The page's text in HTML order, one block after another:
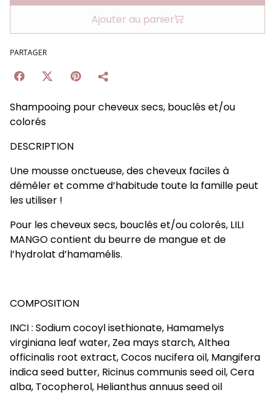
Ajouter au panier
PARTAGER
Shampooing pour cheveux secs, bouclés et/ou
colorés
DESCRIPTION
Une mousse onctueuse, des cheveux faciles à
démêler et comme d’habitude toute la famille peut
les utiliser !
Pour les cheveux secs, bouclés et/ou colorés, LILI
MANGO contient du beurre de mangue et de
l’hydrolat d’hamamélis.
COMPOSITION
INCI : Sodium cocoyl isethionate, Hamamelys
virginiana leaf water, Zea mays starch, Althea
officinalis root extract, Cocos nucifera oil, Mangifera
indica seed butter, Ricinus communis seed oil, Cera
alba, Tocopherol, Helianthus annuus seed oil